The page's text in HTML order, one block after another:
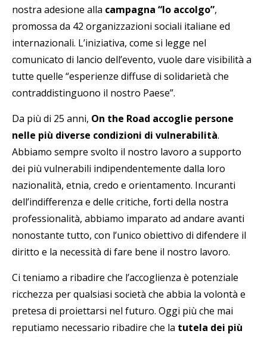
nostra adesione alla campagna “Io accolgo”,
promossa da 42 organizzazioni sociali italiane ed
internazionali. L’iniziativa, come si legge nel
comunicato di lancio dell’evento, vuole dare visibilità a
tutte quelle “esperienze diffuse di solidarietà che
contraddistinguono il nostro Paese”.
Da più di 25 anni, On the Road accoglie persone
nelle più diverse condizioni di vulnerabilità.
Abbiamo sempre svolto il nostro lavoro a supporto
dei più vulnerabili indipendentemente dalla loro
nazionalità, etnia, credo e orientamento. Incuranti
dell’indifferenza e delle critiche, forti della nostra
professionalità, abbiamo imparato ad andare avanti
nonostante tutto, con l’unico obiettivo di difendere il
diritto e la necessità di fare bene il nostro lavoro.
Ci teniamo a ribadire che l’accoglienza è potenziale
ricchezza per qualsiasi società che abbia la volontà e
pretesa di proiettarsi nel futuro. Oggi più che mai
reputiamo necessario ribadire che la tutela dei più